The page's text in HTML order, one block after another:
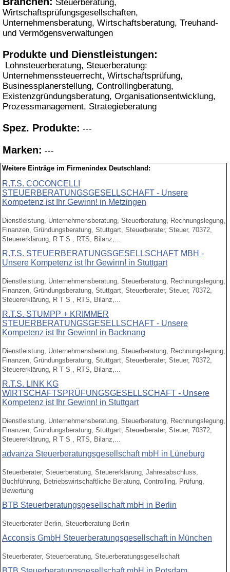
Steuerberatung,
Wirtschaftsprüfungsgesellschaften,
Unternehmensberatung, Wirtschaftsberatung, Treuhand-
und Vermögensverwaltungen
Produkte und Dienstleistungen:
Lohnsteuerberatung, Steuerberatung:
Unternehmenssteuerrecht, Wirtschaftsprüfung,
Businessplanerstellung, Controllingberatung,
Existenzgründungsberatung, Organisationsentwicklung,
Prozessmanagement, Strategieberatung
Spez. Produkte: ---
Marken: ---
Weitere Einträge im Firmenindex Deutschland:
R.T.S. COCONCELLI
STEUERBERATUNGSGESELLSCHAFT - Unsere
Kompetenz ist Ihr Gewinn! in Metzingen
Dienstleistung, Unternehmensberatung, Steuerberatung, Rechnungslegung,
Finanzen, Gründungsberatung, Stuttgart, Steuerberater, Steuer, 70372,
Steuererklärung, R T S , RTS, Bilanz,...
R.T.S. STEUERBERATUNGSGESELLSCHAFT MBH -
Unsere Kompetenz ist Ihr Gewinn! in Stuttgart
Dienstleistung, Unternehmensberatung, Steuerberatung, Rechnungslegung,
Finanzen, Gründungsberatung, Stuttgart, Steuerberater, Steuer, 70372,
Steuererklärung, R T S , RTS, Bilanz,...
R.T.S. STUMPP + KRIMMER
STEUERBERATUNGSGESELLSCHAFT - Unsere
Kompetenz ist Ihr Gewinn! in Backnang
Dienstleistung, Unternehmensberatung, Steuerberatung, Rechnungslegung,
Finanzen, Gründungsberatung, Stuttgart, Steuerberater, Steuer, 70372,
Steuererklärung, R T S , RTS, Bilanz,...
R.T.S. LINK KG
WIRTSCHAFTSPRÜFUNGSGESELLSCHAFT - Unsere
Kompetenz ist Ihr Gewinn! in Stuttgart
Dienstleistung, Unternehmensberatung, Steuerberatung, Rechnungslegung,
Finanzen, Gründungsberatung, Stuttgart, Steuerberater, Steuer, 70372,
Steuererklärung, R T S , RTS, Bilanz,...
advanza Steuerberatungsgesellschaft mbH in Lüneburg
Steuerberater, Steuerberatung, Steuererklärung, Jahresabschluss,
Buchführung, Betriebswirtschaftliche Beratung, Controlling, Prüfung,
Bewertung
BTB Steuerberatungsgesellschaft mbH in Berlin
Steuerberater Berlin, Steuerberatung Berlin
Acconsis GmbH Steuerberatungsgesellschaft in München
Steuerberater, Steuerberatung, Steuerberatungsgesellschaft